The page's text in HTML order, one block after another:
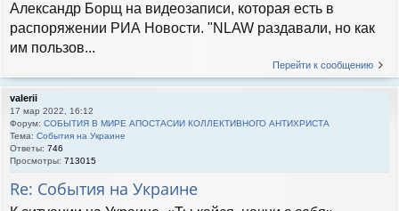
Александр Борщ на видеозаписи, которая есть в
распоряжении РИА Новости. "NLAW раздавали, но как
им пользов...
Перейти к сообщению
valerii
17 мар 2022, 16:12
Форум: СОБЫТИЯ В МИРЕ АПОСТАСИИ КОЛЛЕКТИВНОГО АНТИХРИСТА
Тема: События на Украине
Ответы: 746
Просмотры: 713015
Re: События на Украине